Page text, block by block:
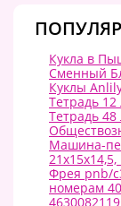
Кукла в
Сменный
Куклы
Тетрадь
Тетрадь
Машина-
Фрея pnb/
номерам